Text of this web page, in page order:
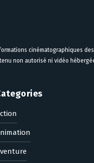
cinématographiques
non autorisé ni vidéo